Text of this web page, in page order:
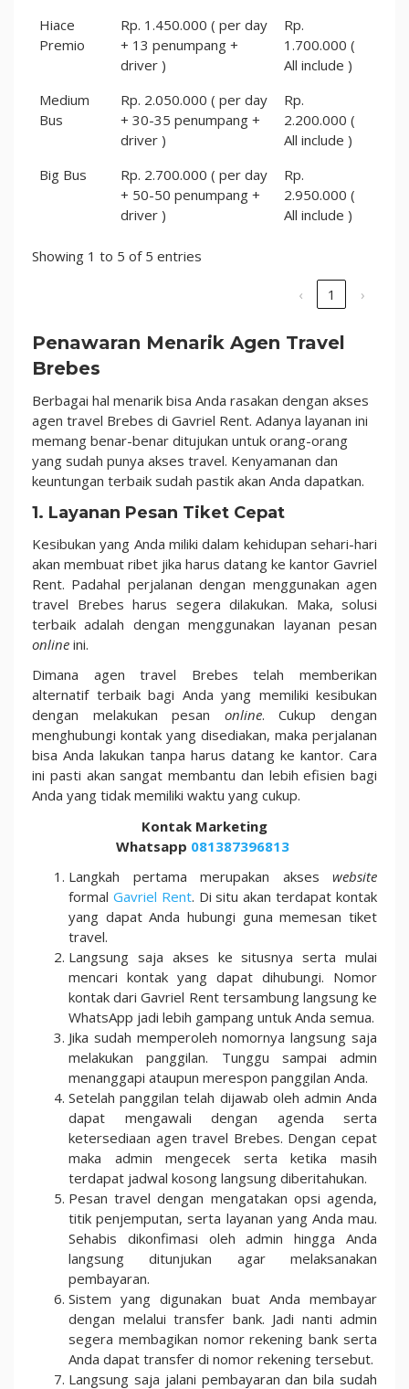
Hiace
Premio
Rp. 1.450.000 ( per day
+ 13 penumpang +
driver )
Rp.
1.700.000 (
All include )
Medium
Bus
Rp. 2.050.000 ( per day
+ 30-35 penumpang +
driver )
Rp.
2.200.000 (
All include )
Big Bus
Rp. 2.700.000 ( per day
+ 50-50 penumpang +
driver )
Rp.
2.950.000 (
All include )
Showing 1 to 5 of 5 entries
‹ 1 ›
Penawaran Menarik Agen Travel
Brebes
Berbagai hal menarik bisa Anda rasakan dengan akses
agen travel Brebes di Gavriel Rent. Adanya layanan ini
memang benar-benar ditujukan untuk orang-orang
yang sudah punya akses travel. Kenyamanan dan
keuntungan terbaik sudah pastik akan Anda dapatkan.
1. Layanan Pesan Tiket Cepat
Kesibukan yang Anda miliki dalam kehidupan sehari-hari
akan membuat ribet jika harus datang ke kantor Gavriel
Rent. Padahal perjalanan dengan menggunakan agen
travel Brebes harus segera dilakukan. Maka, solusi
terbaik adalah dengan menggunakan layanan pesan
online ini.
Dimana agen travel Brebes telah memberikan
alternatif terbaik bagi Anda yang memiliki kesibukan
dengan melakukan pesan online. Cukup dengan
menghubungi kontak yang disediakan, maka perjalanan
bisa Anda lakukan tanpa harus datang ke kantor. Cara
ini pasti akan sangat membantu dan lebih efisien bagi
Anda yang tidak memiliki waktu yang cukup.
Kontak Marketing
Whatsapp 081387396813
Langkah pertama merupakan akses website
formal Gavriel Rent. Di situ akan terdapat kontak
yang dapat Anda hubungi guna memesan tiket
travel.
Langsung saja akses ke situsnya serta mulai
mencari kontak yang dapat dihubungi. Nomor
kontak dari Gavriel Rent tersambung langsung ke
WhatsApp jadi lebih gampang untuk Anda semua.
Jika sudah memperoleh nomornya langsung saja
melakukan panggilan. Tunggu sampai admin
menanggapi ataupun merespon panggilan Anda.
Setelah panggilan telah dijawab oleh admin Anda
dapat mengawali dengan agenda serta
ketersediaan agen travel Brebes. Dengan cepat
maka admin mengecek serta ketika masih
terdapat jadwal kosong langsung diberitahukan.
Pesan travel dengan mengatakan opsi agenda,
titik penjemputan, serta layanan yang Anda mau.
Sehabis dikonfimasi oleh admin hingga Anda
langsung ditunjukan agar melaksanakan
pembayaran.
Sistem yang digunakan buat Anda membayar
dengan melalui transfer bank. Jadi nanti admin
segera membagikan nomor rekening bank serta
Anda dapat transfer di nomor rekening tersebut.
Langsung saja jalani pembayaran dan bila sudah